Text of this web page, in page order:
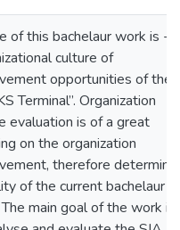
of this bachelaur work is -
culture of
opportunities of the
Terminal”. Organization
evaluation is of a great
on the organization
therefore
of the current bachelaur
main goal of the work is